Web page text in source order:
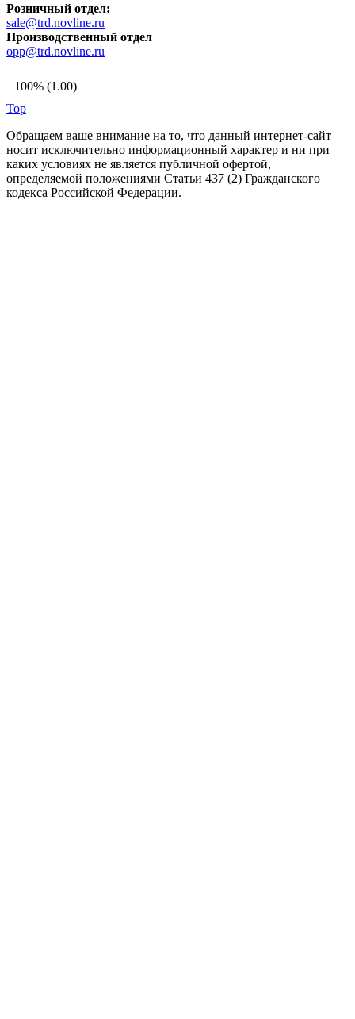
Розничный отдел:
sale@trd.novline.ru
Производственный отдел
opp@trd.novline.ru
100% (1.00)
Top
Обращаем ваше внимание на то, что данный интернет-сайт
носит исключительно информационный характер и ни при
каких условиях не является публичной офертой,
определяемой положениями Статьи 437 (2) Гражданского
кодекса Российской Федерации.